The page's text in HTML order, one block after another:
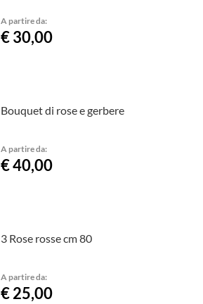
A partire da:
€ 30,00
Bouquet di rose e gerbere
A partire da:
€ 40,00
3 Rose rosse cm 80
A partire da:
€ 25,00